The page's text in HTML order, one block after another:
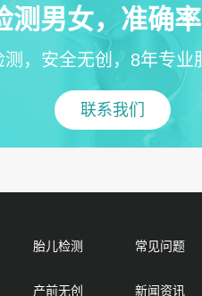
测男女，准确
，安全无创，8年专业
联系我们
胎儿检测 常见问题
产前无创 新闻资讯